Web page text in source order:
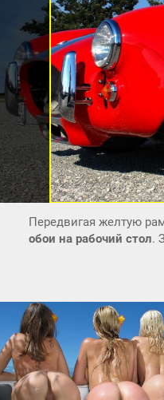
Передвигая желтую
обои на рабочий стол.